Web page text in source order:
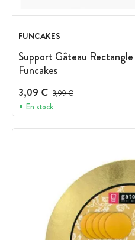
FUNCAKES
Support Gâteau
Funcakes
3,09 € Prix avant réduction :
3,99 €
En stock